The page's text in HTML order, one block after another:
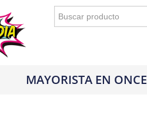
Buscar:
MAYORISTA EN ONCE